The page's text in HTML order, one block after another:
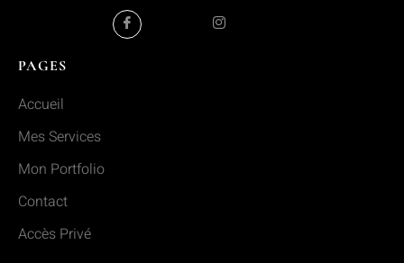
PAGES
Accueil
Mes Services
Mon Portfolio
Contact
Accès Privé